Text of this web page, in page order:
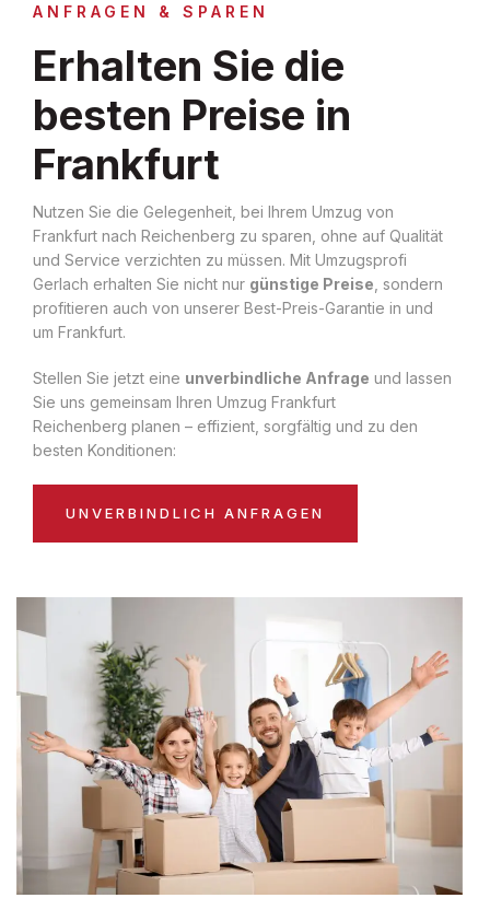
ANFRAGEN & SPAREN
Erhalten Sie die
besten Preise in
Frankfurt
Nutzen Sie die Gelegenheit, bei Ihrem Umzug von
Frankfurt nach Reichenberg zu sparen, ohne auf Qualität
und Service verzichten zu müssen. Mit Umzugsprofi
Gerlach erhalten Sie nicht nur günstige Preise , sondern
profitieren auch von unserer Best-Preis-Garantie in und
um Frankfurt.
Stellen Sie jetzt eine unverbindliche Anfrage und lassen
Sie uns gemeinsam Ihren Umzug Frankfurt
Reichenberg planen – effizient, sorgfältig und zu den
besten Konditionen:
UNVERBINDLICH ANFRAGEN